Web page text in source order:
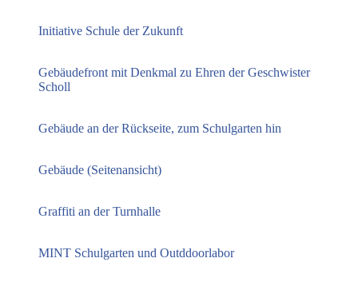
Initiative Schule der Zukunft
Gebäudefront mit Denkmal zu Ehren der Geschwister
Scholl
Gebäude an der Rückseite, zum Schulgarten hin
Gebäude (Seitenansicht)
Graffiti an der Turnhalle
MINT Schulgarten und Outddoorlabor